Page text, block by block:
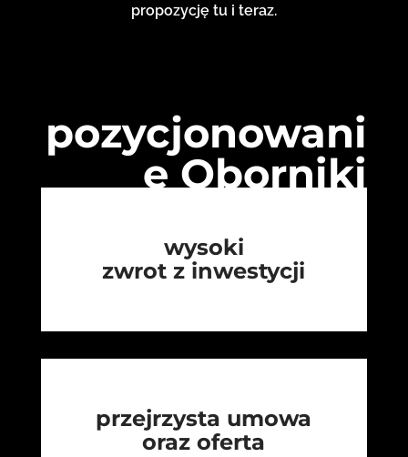
propozycję tu i teraz.
pozycjonowani
e Oborniki
wysoki
zwrot z inwestycji
przejrzysta umowa
oraz oferta